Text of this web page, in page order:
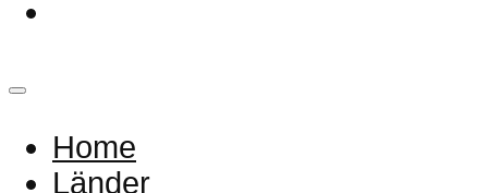
Home
Länder